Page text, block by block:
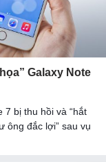
Galaxy Note
7 bị thu hồi và “hắt
ông đắc lợi” sau vụ